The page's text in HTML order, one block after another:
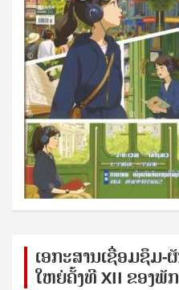
ເອກ​ະ​ສານ​ເຊ​ື່ອມ​ຊ​ຶມ-
ໃຫຍ່​ຄັ້ງ​ທີ XII ຂອງ​ພັກ